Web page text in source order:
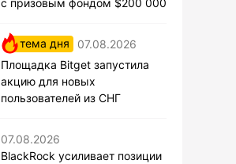
тема дня
07.08.2026
Площадка Bitget запустила
акцию для новых
пользователей из СНГ
07.08.2026
BlackRock усиливает позиции